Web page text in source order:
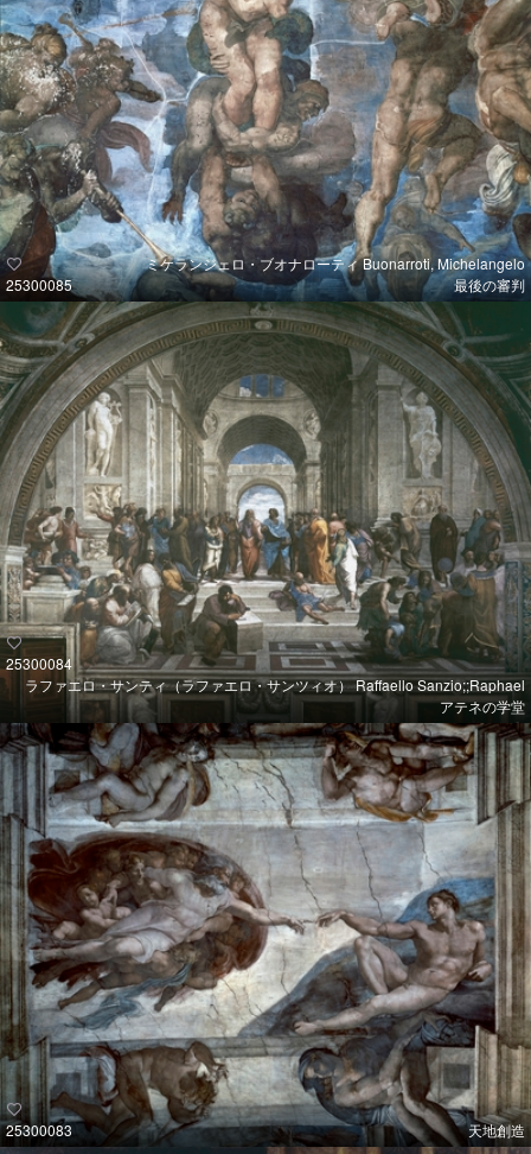
25300085
ミケランジェロ・ブオナローティ Buonarroti, Michelangelo
最後の審判
25300084
ラファエロ・サンティ（ラファエロ・サンツィオ） Raffaello Sanzio;;Raphael
アテネの学堂
25300083 天地創造